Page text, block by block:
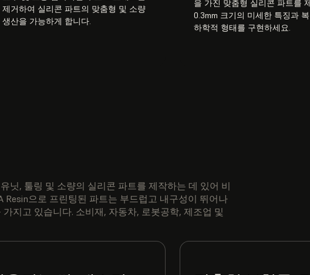
제거하여 실리콘 파트의 맞춤형 및 소량
생산을 가능하게 합니다.
을 가진 맞춤형 실리콘 파트를
0.3mm 크기의 미세한 특징과
하학적 형태를 구현하세요.
닛, 툴링 및 소량의 실리콘 파트를 제작하는 데 있어 비
Resin으로 프린팅된 파트는 부드럽고 내구성이 뛰어나
지고 있습니다. 소비재, 자동차, 로봇공학, 제조업 및